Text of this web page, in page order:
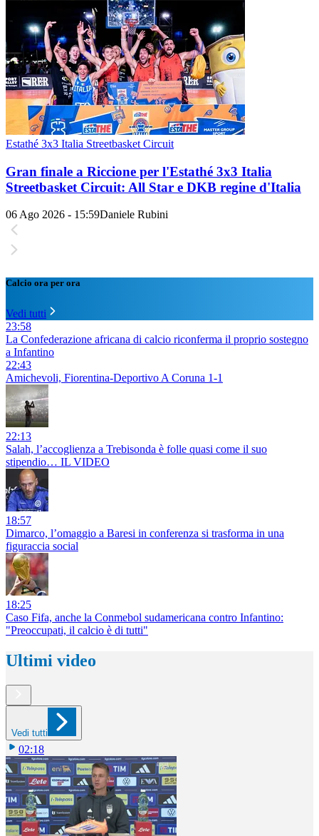
Estathé 3x3 Italia Streetbasket Circuit
Gran finale a Riccione per l'Estathé 3x3 Italia
Streetbasket Circuit: All Star e DKB regine d'Italia
06 Ago 2026 - 15:59Daniele Rubini
Calcio ora per ora
Vedi tutti
23:58
La Confederazione africana di calcio riconferma il proprio sostegno
a Infantino
22:43
Amichevoli, Fiorentina-Deportivo A Coruna 1-1
22:13
Salah, l’accoglienza a Trebisonda è folle quasi come il suo
stipendio… IL VIDEO
18:57
Dimarco, l’omaggio a Baresi in conferenza si trasforma in una
figuraccia social
18:25
Caso Fifa, anche la Conmebol sudamericana contro Infantino:
"Preoccupati, il calcio è di tutti"
Ultimi video
Vedi tutti
02:18